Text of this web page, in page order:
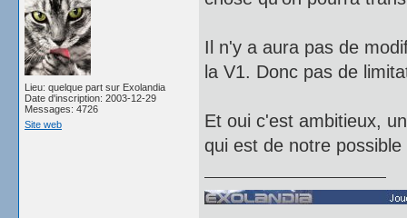
Lieu: quelque part sur Exolandia
Date d'inscription: 2003-12-29
Messages: 4726
Site web
Il n'y a aura pas de
la V1. Donc pas de
Et oui c'est ambitieux,
qui est de notre